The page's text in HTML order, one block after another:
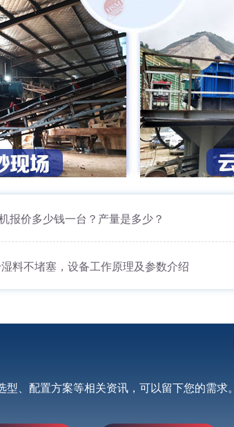
报价多少钱一台？产量是多少？
料不堵塞，设备工作原理及参数介绍
、配置方案等相关资讯，可以留下您的需求。